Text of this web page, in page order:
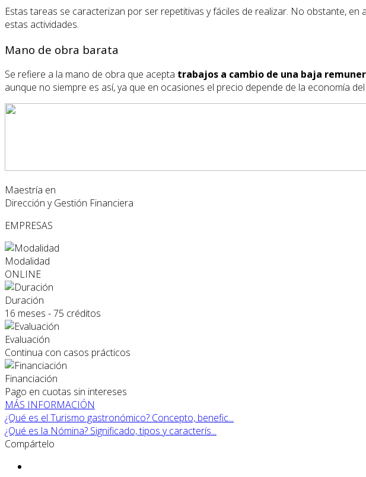
Estas tareas se caracterizan por ser repetitivas y fáciles de realizar. No obstante,
estas actividades.
Mano de obra barata
Se refiere a la mano de obra que acepta trabajos a cambio de una baja
aunque no siempre es así, ya que en ocasiones el precio depende de la economía
Maestría en
Dirección y Gestión Financiera
EMPRESAS
Modalidad
ONLINE
Duración
16 meses - 75 créditos
Evaluación
Continua con casos prácticos
Financiación
Pago en cuotas sin intereses
MÁS INFORMACIÓN
¿Qué es el Turismo gastronómico? Concepto, benefic...
¿Qué es la Nómina? Significado, tipos y caracterís...
Compártelo